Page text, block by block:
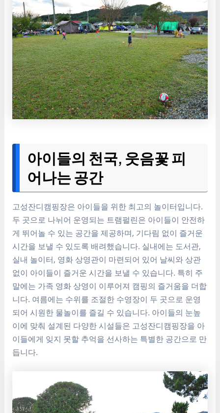
아이들의 천국, 웃음꽃 피
어나는 공간
고성잔디캠핑장은 아이들을 위한 최고의 놀이터입니다.
두 곳으로 나뉘어 운영되는 트램펄린은 아이들이 안전하
게 뛰어놀 수 있는 공간을 제공하며, 기다림 없이 즐거운
시간을 보낼 수 있도록 배려했습니다. 실내에는 도서관,
실내 놀이터, 영화 상영관이 마련되어 있어 날씨와 상관
없이 아이들이 즐거운 시간을 보낼 수 있습니다. 특히 주
말에는 가족 영화 상영이 이루어져 캠핑의 즐거움을 더합
니다. 여름에는 수위를 조절한 수영장이 두 곳으로 운영
되어 시원한 물놀이를 즐길 수 있습니다. 아이들의 눈높
이에 맞춰 설계된 다양한 시설들은 고성잔디캠핑장을 아
이들에게 잊지 못할 추억을 선사하는 특별한 공간으로 만
듭니다.